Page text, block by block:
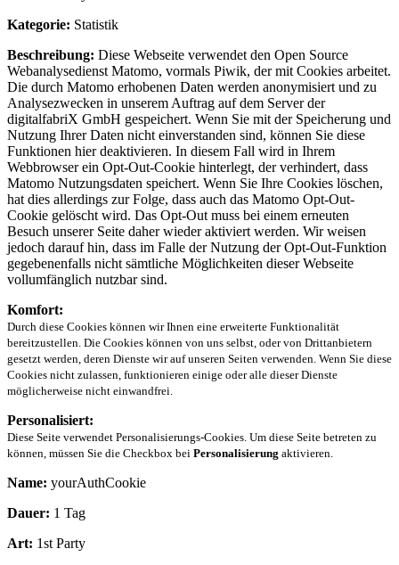
Kategorie: Statistik
Beschreibung: Diese Webseite verwendet den Open Source
Webanalysedienst Matomo, vormals Piwik, der mit Cookies arbeitet.
Die durch Matomo erhobenen Daten werden anonymisiert und zu
Analysezwecken in unserem Auftrag auf dem Server der
digitalfabriX GmbH gespeichert. Wenn Sie mit der Speicherung und
Nutzung Ihrer Daten nicht einverstanden sind, können Sie diese
Funktionen hier deaktivieren. In diesem Fall wird in Ihrem
Webbrowser ein Opt-Out-Cookie hinterlegt, der verhindert, dass
Matomo Nutzungsdaten speichert. Wenn Sie Ihre Cookies löschen,
hat dies allerdings zur Folge, dass auch das Matomo Opt-Out-
Cookie gelöscht wird. Das Opt-Out muss bei einem erneuten
Besuch unserer Seite daher wieder aktiviert werden. Wir weisen
jedoch darauf hin, dass im Falle der Nutzung der Opt-Out-Funktion
gegebenenfalls nicht sämtliche Möglichkeiten dieser Webseite
vollumfänglich nutzbar sind.
Komfort:
Durch diese Cookies können wir Ihnen eine erweiterte Funktionalität
bereitzustellen. Die Cookies können von uns selbst, oder von Drittanbietern
gesetzt werden, deren Dienste wir auf unseren Seiten verwenden. Wenn Sie diese
Cookies nicht zulassen, funktionieren einige oder alle dieser Dienste
möglicherweise nicht einwandfrei.
Personalisiert:
Diese Seite verwendet Personalisierungs-Cookies. Um diese Seite betreten zu
können, müssen Sie die Checkbox bei Personalisierung aktivieren.
Name: yourAuthCookie
Dauer: 1 Tag
Art: 1st Party